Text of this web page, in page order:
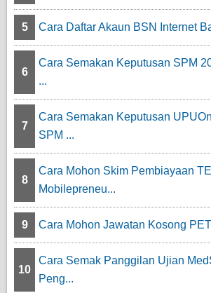
5 Cara Daftar Akaun BSN Internet
6
Cara Semakan Keputusan SPM
...
7
Cara Semakan Keputusan
SPM ...
8
Cara Mohon Skim Pembiayaan
Mobilepreneu...
9 Cara Mohon Jawatan Kosong
10
Cara Semak Panggilan Ujian
Peng...